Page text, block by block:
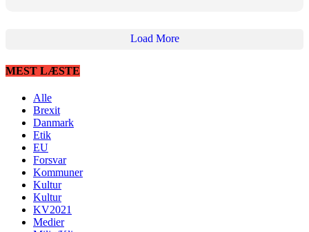
Load More
MEST LÆSTE
Alle
Brexit
Danmark
Etik
EU
Forsvar
Kommuner
Kultur
Kultur
KV2021
Medier